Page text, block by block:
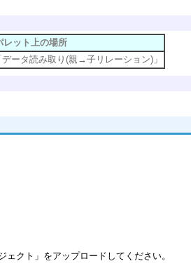
レット上の場所
ータ読み取り(親→子リレーション)」
クト」をアップロードしてください。